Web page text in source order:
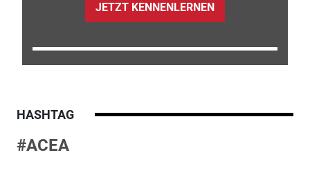
JETZT KENNENLERNEN
HASHTAG
#ACEA